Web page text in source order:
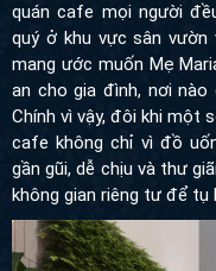
quán cafe mọi người
quý ở khu vực sân
mang ước muốn Mẹ
an cho gia đình, nơi
Chính vì vậy, đôi khi một
cafe không chỉ vì đồ
gần gũi, dễ chịu và thư
không gian riêng tư để tụ